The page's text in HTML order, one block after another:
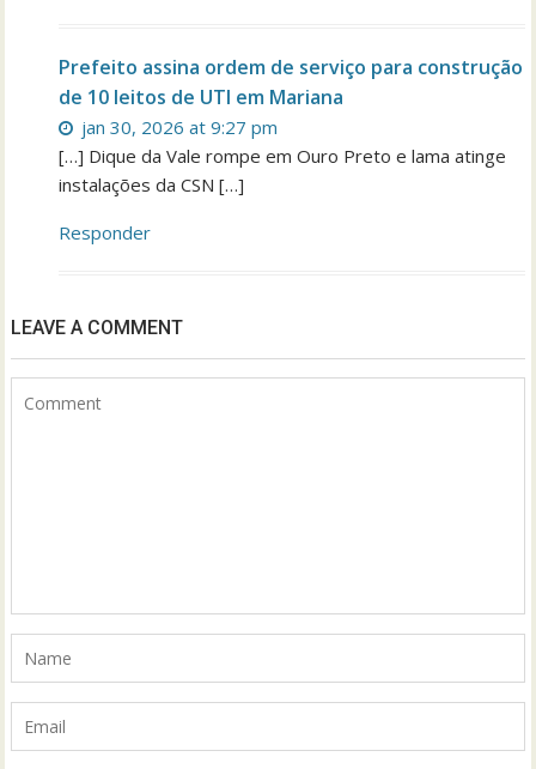
Prefeito assina ordem de serviço para construção
de 10 leitos de UTI em Mariana
jan 30, 2026 at 9:27 pm
[…] Dique da Vale rompe em Ouro Preto e lama atinge
instalações da CSN […]
Responder
LEAVE A COMMENT